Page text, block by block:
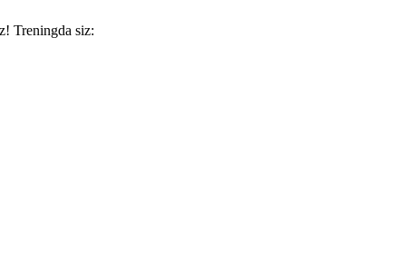
Treningda siz: